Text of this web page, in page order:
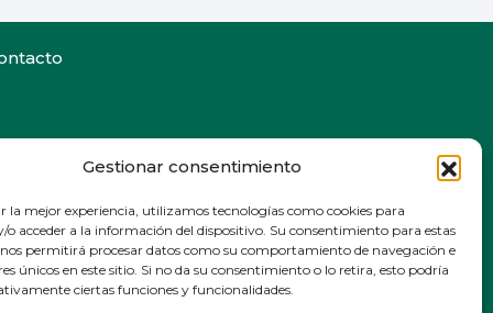
Gestionar consentimiento
la mejor experiencia, utilizamos tecnologías como cookies para
o acceder a la información del dispositivo. Su consentimiento para estas
permitirá procesar datos como su comportamiento de navegación e
únicos en este sitio. Si no da su consentimiento o lo retira, esto podría
ciertas funciones y funcionalidades.